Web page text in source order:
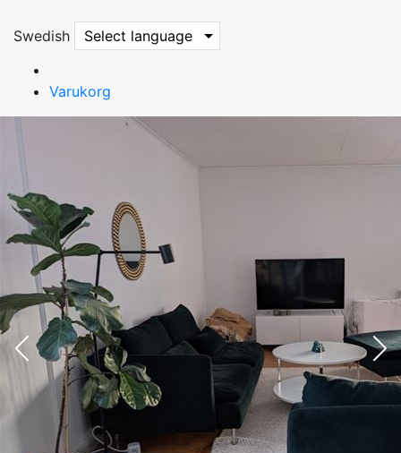
Swedish Select language
Varukorg